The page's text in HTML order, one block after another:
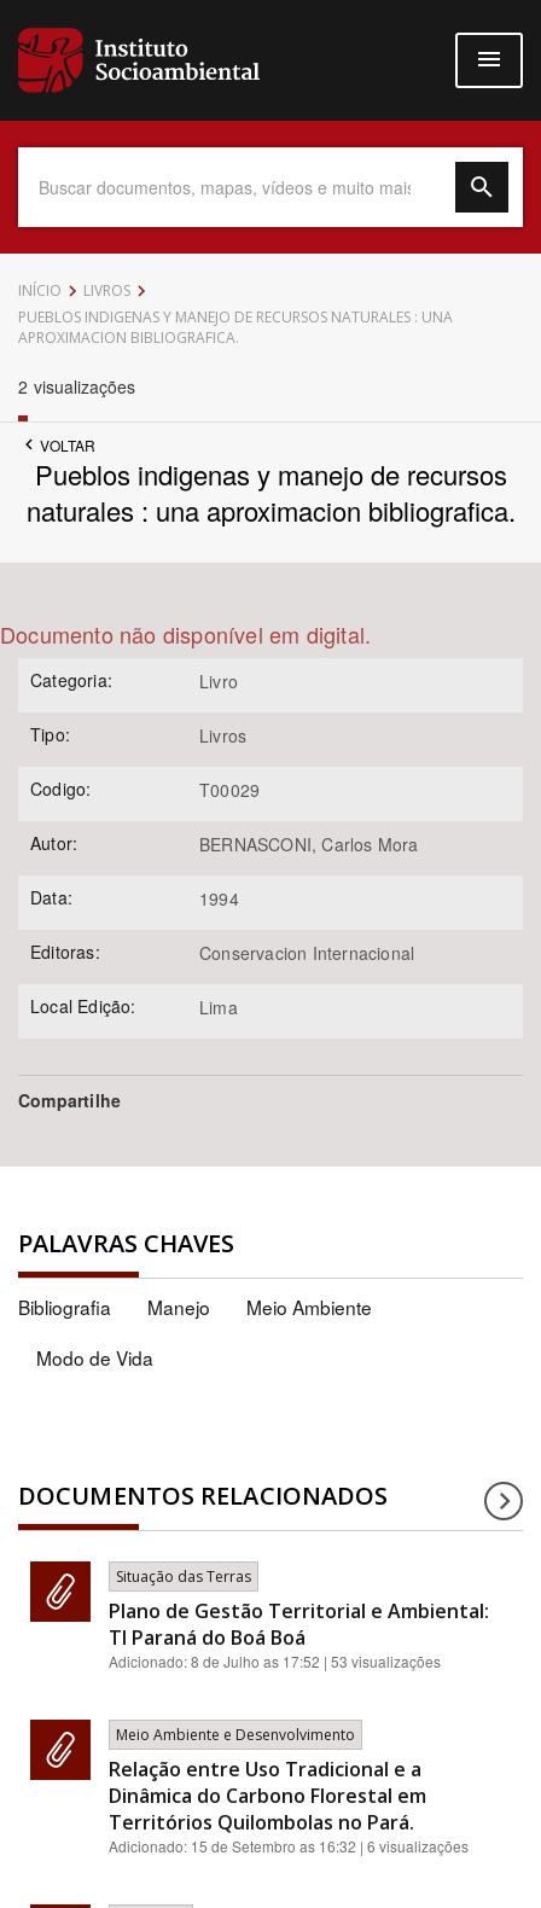
para
conteúdo
Data do Documento
Subtema
Área de Levantamento
Área Protegida
INÍCIO
LIVROS
PUEBLOS INDIGENAS Y MANEJO DE RECURSOS NATURALES : UNA
APROXIMACION BIBLIOGRAFICA.
2 visualizações
VOLTAR
Pueblos indigenas y manejo de recursos
naturales : una aproximacion bibliografica.
Documento não disponível em digital.
Categoria: Livro
Tipo: Livros
Codigo: T00029
Autor: BERNASCONI, Carlos Mora
Data: 1994
Editoras: Conservacion Internacional
Local Edição: Lima
Compartilhe
PALAVRAS CHAVES
Bibliografia Manejo
Meio Ambiente
Modo de Vida
DOCUMENTOS RELACIONADOS
Situação das Terras
Plano de Gestão Territorial e Ambiental:
TI Paraná do Boá Boá
Adicionado:8 de Julho as 17:52 | 53 visualizações
Meio Ambiente e Desenvolvimento
Relação entre Uso Tradicional e a
Dinâmica do Carbono Florestal em
Territórios Quilombolas no Pará.
Adicionado: 15 de Setembro as 16:32 | 6 visualizações